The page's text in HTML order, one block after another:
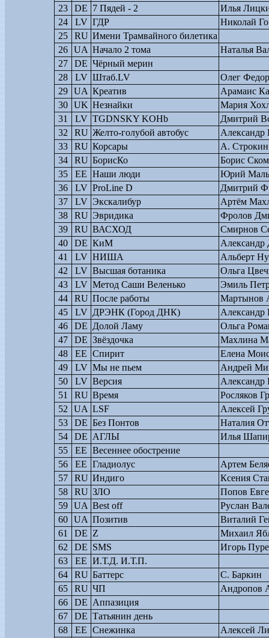
23
DE 7 Пядей - 2
Илья
24
LV ГДР
Николай
25
RU Имени Трамвайного билетика
26
UA Начало 2 тома
Наталья
27
DE Чёрный мерин
28
LV Штаб.LV
Олег
29
UA Креатив
Арамаис
30
UK Незнайки
Мария
31
LV TGDNSKY KOHb
Дмитрий
32
RU Желто-голубой автобус
Александр
33
RU Корсары
А. Строкин
34
RU БорисКо
Борис
35
EE Наши люди
Юрий
36
LV ProLine D
Дмитрий
37
LV Экскалибур
Артём
38
RU Эвридика
Фролов
39
RU ВАСХОД
Смирнов
40
DE КиМ
Александр
41
LV НИША
Альберт
42
LV Высшая ботаника
Ольга
43
LV Метод Саши Веленько
Эмиль
44
RU После работы
Мартынов
45
LV ДРЭНК (Город ДНК)
Александр
46
DE Долой Ламу
Ольга
47
DE Звёздочка
Махлина
48
EE Спирит
Елена
49
LV Мы не пьем
Андрей
50
LV Версия
Александр
51
RU Время
Росляков
52
UA LSF
Алексей
53
DE Без Понтов
Наталия
54
DE АГЛЫ
Илья
55
EE Весеннее обострение
56
EE Гладиолус
Артем
57
RU Индиго
Ксения
58
RU ЗЛО
Попов
59
UA Best off
Руслан
60
UA Позитив
Виталий
61
DE Z
Михаил
62
DE SMS
Игорь
63
EE И.Т.Д. И.Т.П.
64
RU Баттерс
С. Баркин
65
RU ЧП
Андропов
66
DE Аппазиция
67
DE Татьянин день
68
EE Снежинка
Алексей